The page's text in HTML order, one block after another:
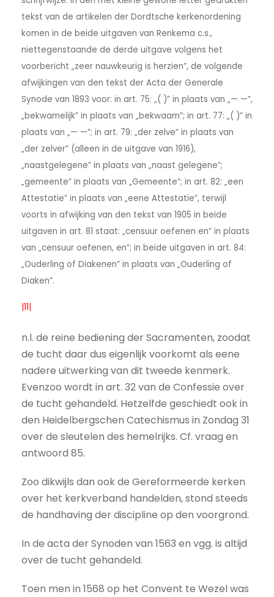
tekst van de artikelen der Dordtsche kerkenordening
komen in de beide uitgaven van Renkema c.s.,
niettegenstaande de derde uitgave volgens het
voorbericht „zeer nauwkeurig is herzien”, de volgende
afwijkingen van den tekst der Acta der Generale
Synode van 1893 voor: in art. 75: „( )” in plaats van „— —”,
„bekwamelijk” in plaats van „bekwaam”; in art. 77: „( )” in
plaats van „— —”; in art. 79: „der zelve” in plaats van
„der zelver” (alleen in de uitgave van 1916),
„naastgelegene” in plaats van „naast gelegene”;
„gemeente” in plaats van „Gemeente”; in art. 82: „een
Attestatie” in plaats van „eene Attestatie”, terwijl
voorts in afwijking van den tekst van 1905 in beide
uitgaven in art. 81 staat: „censuur oefenen en” in plaats
van „censuur oefenen, en”; in beide uitgaven in art. 84:
„Ouderling of Diakenen” in plaats van „Ouderling of
Diaken”.
|11|
n.l. de reine bediening der Sacramenten, zoodat
de tucht daar dus eigenlijk voorkomt als eene
nadere uitwerking van dit tweede kenmerk.
Evenzoo wordt in art. 32 van de Confessie over
de tucht gehandeld. Hetzelfde geschiedt ook in
den Heidelbergschen Catechismus in Zondag 31
over de sleutelen des hemelrijks. Cf. vraag en
antwoord 85.
Zoo dikwijls dan ook de Gereformeerde kerken
over het kerkverband handelden, stond steeds
de handhaving der discipline op den voorgrond.
In de acta der Synoden van 1563 en vgg. is altijd
over de tucht gehandeld.
Toen men in 1568 op het Convent te Wezel was